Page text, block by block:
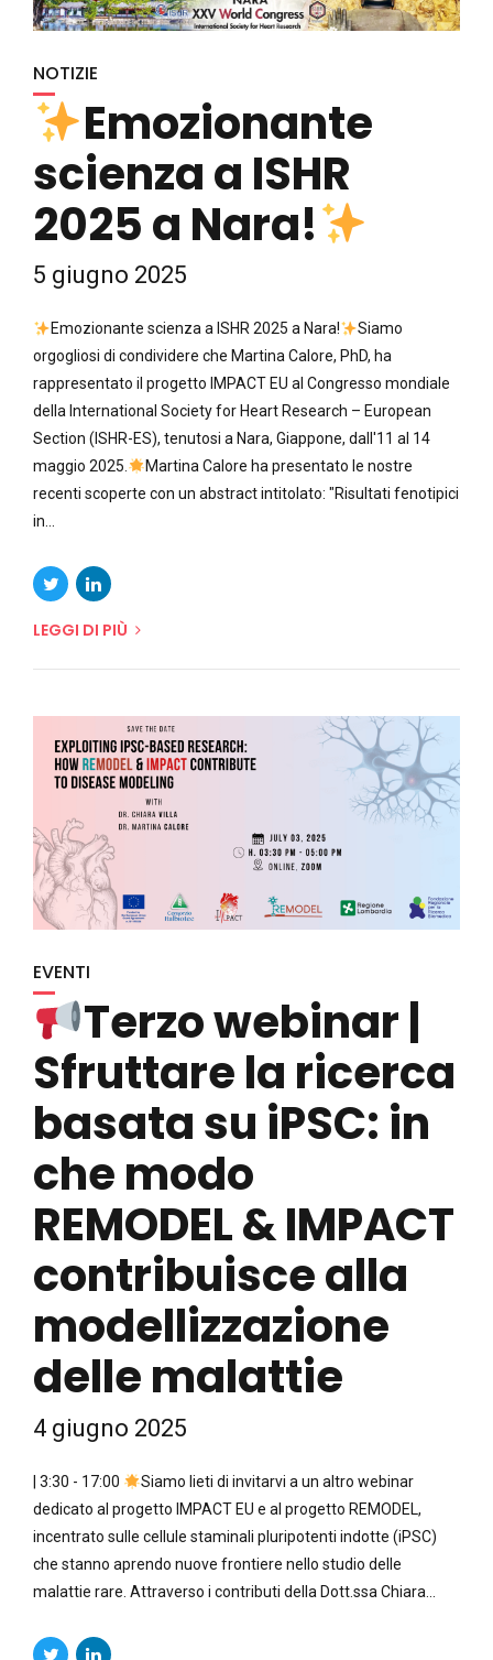
NOTIZIE
Emozionante
scienza a ISHR
2025 a Nara!
5 giugno 2025
Emozionante scienza a ISHR 2025 a Nara!
Siamo
orgogliosi di condividere che Martina Calore, PhD, ha
rappresentato il progetto IMPACT EU al Congresso mondiale
della International Society for Heart Research – European
Section (ISHR-ES), tenutosi a Nara, Giappone, dall'11 al 14
maggio 2025.
Martina Calore ha presentato le nostre
recenti scoperte con un abstract intitolato: "Risultati fenotipici
in...
LEGGI DI PIÙ
EVENTI
Terzo webinar |
Sfruttare la ricerca
basata su iPSC: in
che modo
REMODEL & IMPACT
contribuisce alla
modellizzazione
delle malattie
4 giugno 2025
| 3:30 - 17:00
Siamo lieti di invitarvi a un altro webinar
dedicato al progetto IMPACT EU e al progetto REMODEL,
incentrato sulle cellule staminali pluripotenti indotte (iPSC)
che stanno aprendo nuove frontiere nello studio delle
malattie rare. Attraverso i contributi della Dott.ssa Chiara...